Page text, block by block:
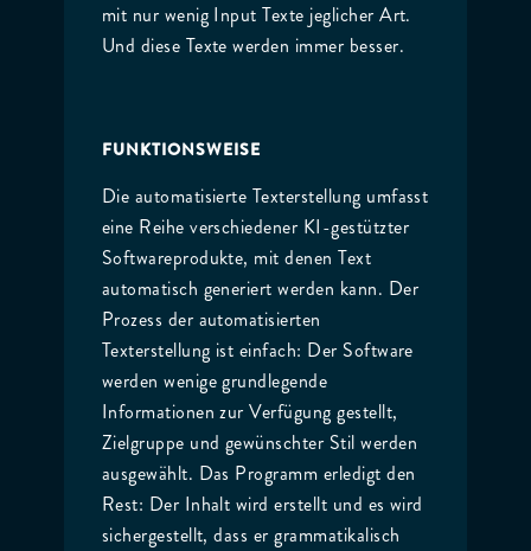
mit nur wenig Input Texte jeglicher Art.
Und diese Texte werden immer besser.
FUNKTIONSWEISE
Die automatisierte Texterstellung umfasst
eine Reihe verschiedener KI-gestützter
Softwareprodukte, mit denen Text
automatisch generiert werden kann. Der
Prozess der automatisierten
Texterstellung ist einfach: Der Software
werden wenige grundlegende
Informationen zur Verfügung gestellt,
Zielgruppe und gewünschter Stil werden
ausgewählt. Das Programm erledigt den
Rest: Der Inhalt wird erstellt und es wird
sichergestellt, dass er grammatikalisch